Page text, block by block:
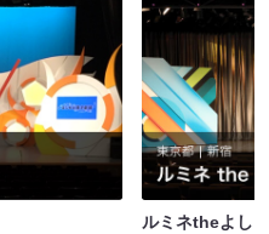
ルミネtheよし